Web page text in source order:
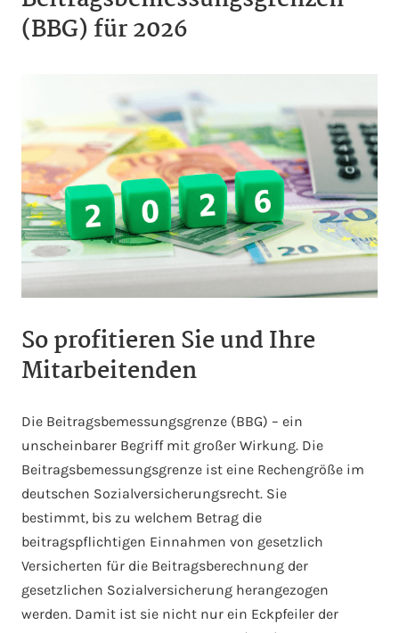
(BBG) für 2026
So profitieren Sie und Ihre
Mitarbeitenden
Die Beitragsbemessungsgrenze (BBG) – ein
unscheinbarer Begriff mit großer Wirkung. Die
Beitragsbemessungsgrenze ist eine Rechengröße im
deutschen Sozialversicherungsrecht. Sie
bestimmt, bis zu welchem Betrag die
beitragspflichtigen Einnahmen von gesetzlich
Versicherten für die Beitragsberechnung der
gesetzlichen Sozialversicherung herangezogen
werden. Damit ist sie nicht nur ein Eckpfeiler der